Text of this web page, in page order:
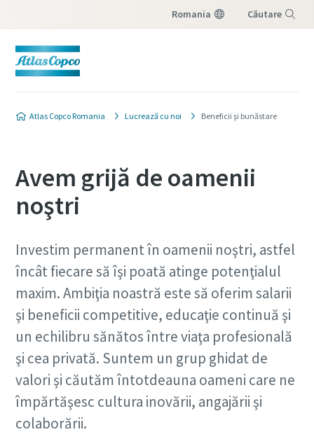
Romania Căutare
Atlas Copco Romania Lucrează cu noi Beneficii şi bunăstare
Avem grijă de oamenii
noştri
Investim permanent în oamenii noştri, astfel
încât fiecare să îşi poată atinge potenţialul
maxim. Ambiţia noastră este să oferim salarii
şi beneficii competitive, educaţie continuă şi
un echilibru sănătos între viaţa profesională
şi cea privată. Suntem un grup ghidat de
valori şi căutăm întotdeauna oameni care ne
împărtăşesc cultura inovării, angajării şi
colaborării.